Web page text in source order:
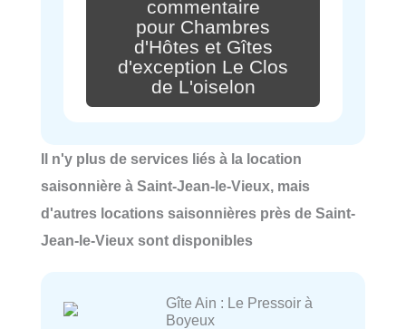
commentaire
pour Chambres
d'Hôtes et Gîtes
d'exception Le Clos
de L'oiselon
Il n'y plus de services liés à la location
saisonnière à Saint-Jean-le-Vieux, mais
d'autres locations saisonnières près de Saint-
Jean-le-Vieux sont disponibles
Gîte Ain : Le Pressoir à
Boyeux